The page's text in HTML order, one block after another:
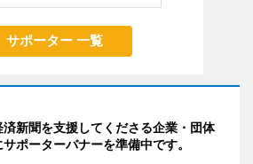
サポーター 一覧
済新聞を支援してくださる企業・団体
サポーターバナーを準備中です。